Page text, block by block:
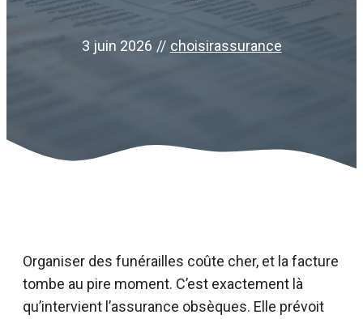
3 juin 2026 // choisirassurance
Organiser des funérailles coûte cher, et la facture
tombe au pire moment. C’est exactement là
qu’intervient l’assurance obsèques. Elle prévoit